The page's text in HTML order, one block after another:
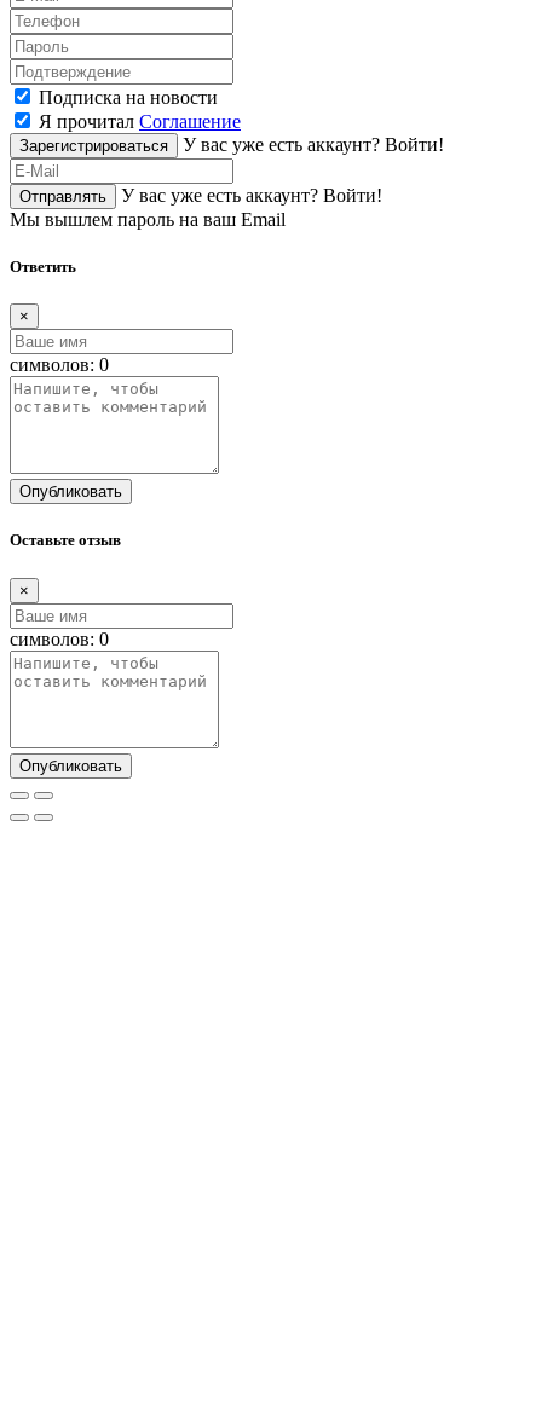
Подписка на новости
Я прочитал Соглашение
Зарегистрироваться У вас уже есть аккаунт? Войти!
Отправлять У вас уже есть аккаунт? Войти!
Мы вышлем пароль на ваш Email
Ответить
×
символов: 0
Опубликовать
Оставьте отзыв
×
символов: 0
Опубликовать